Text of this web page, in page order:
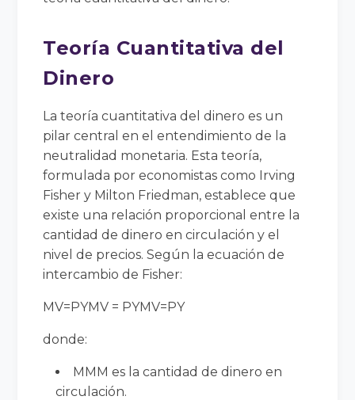
Teoría Cuantitativa del
Dinero
La teoría cuantitativa del dinero es un
pilar central en el entendimiento de la
neutralidad monetaria. Esta teoría,
formulada por economistas como Irving
Fisher y Milton Friedman, establece que
existe una relación proporcional entre la
cantidad de dinero en circulación y el
nivel de precios. Según la ecuación de
intercambio de Fisher:
MV=PYMV = PYMV=PY
donde:
MMM es la cantidad de dinero en
circulación.